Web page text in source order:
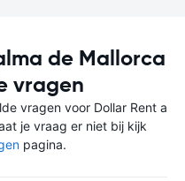
de Mallorca
vragen
vragen voor Dollar Rent a
je vraag er niet bij kijk
pagina.